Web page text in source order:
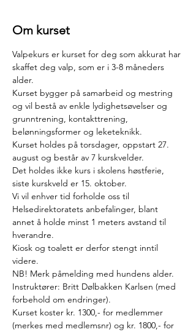
Om kurset
Valpekurs er kurset for deg som akkurat har
skaffet deg valp, som er i 3-8 måneders
alder.
Kurset bygger på samarbeid og mestring
og vil bestå av enkle lydighetsøvelser og
grunntrening, kontakttrening,
belønningsformer og leketeknikk.
Kurset holdes på torsdager, oppstart 27.
august og består av 7 kurskvelder.
Det holdes ikke kurs i skolens høstferie,
siste kurskveld er 15. oktober.
Vi vil enhver tid forholde oss til
Helsedirektoratets anbefalinger, blant
annet å holde minst 1 meters avstand til
hverandre.
Kiosk og toalett er derfor stengt inntil
videre.
NB! Merk påmelding med hundens alder.
Instruktører: Britt Dølbakken Karlsen (med
forbehold om endringer).
Kurset koster kr. 1300,- for medlemmer
(merkes med medlemsnr) og kr. 1800,- for